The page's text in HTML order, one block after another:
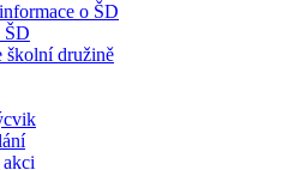
o ŠD
ŠD
školní družině